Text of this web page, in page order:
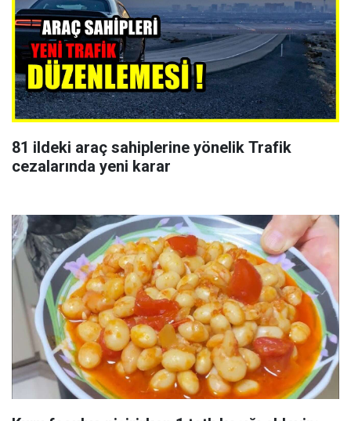
81 ildeki araç sahiplerine yönelik Trafik
cezalarında yeni karar